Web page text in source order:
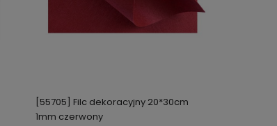
[55705] Filc dekoracyjny 20*30cm
1mm czerwony